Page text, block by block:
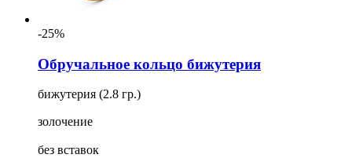
-25%
Обручальное кольцо бижутерия
бижутерия (2.8 гр.)
золочение
без вставок